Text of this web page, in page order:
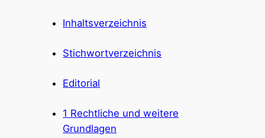
Inhaltsverzeichnis
Stichwortverzeichnis
Editorial
1 Rechtliche und weitere
Grundlagen